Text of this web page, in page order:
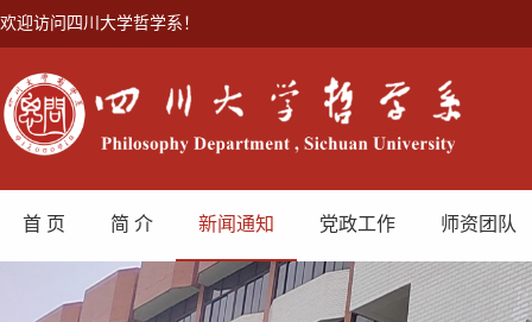
欢迎访问四川大学哲学系！
首 页 简 介 新闻通知 党政工作 师资团队